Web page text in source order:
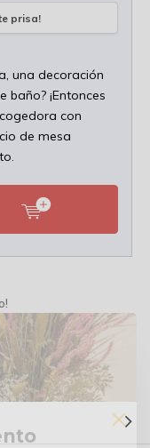
prisa!
una decoración
¡Entonces
con
de mesa